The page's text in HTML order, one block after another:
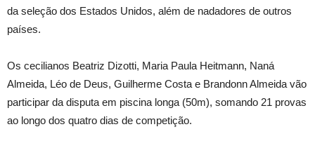
da seleção dos Estados Unidos, além de nadadores de outros
países.
Os cecilianos Beatriz Dizotti, Maria Paula Heitmann, Naná
Almeida, Léo de Deus, Guilherme Costa e Brandonn Almeida vão
participar da disputa em piscina longa (50m), somando 21 provas
ao longo dos quatro dias de competição.